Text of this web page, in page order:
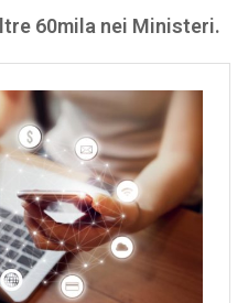
60mila nei Ministeri.